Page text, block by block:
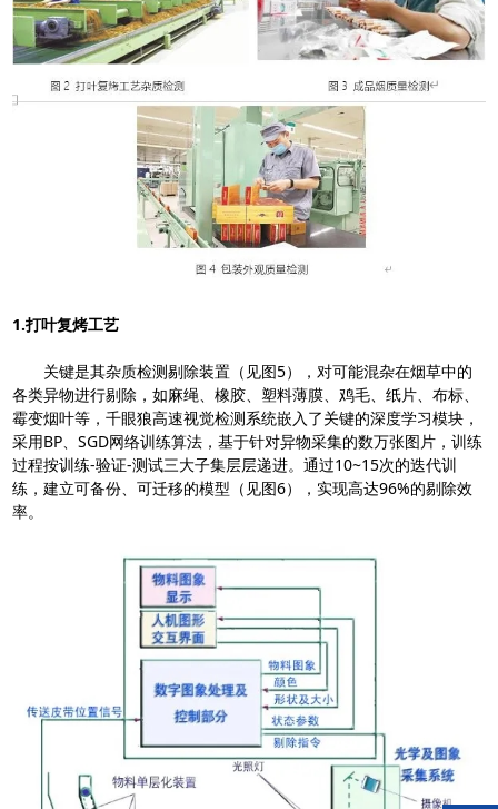
1.打叶复烤工艺
关键是其杂质检测剔除装置（见图5），对可能混杂在烟草中的
各类异物进行剔除，如麻绳、橡胶、塑料薄膜、鸡毛、纸片、布标、
霉变烟叶等，千眼狼高速视觉检测系统嵌入了关键的深度学习模块，
采用BP、SGD网络训练算法，基于针对异物采集的数万张图片，训练
过程按训练-验证-测试三大子集层层递进。通过10~15次的迭代训
练，建立可备份、可迁移的模型（见图6），实现高达96%的剔除效
率。